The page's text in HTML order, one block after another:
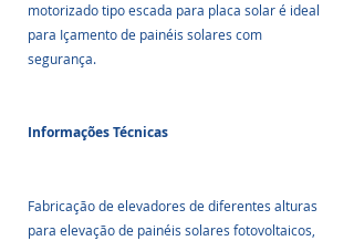
motorizado tipo escada para placa solar é ideal
para Içamento de painéis solares com
segurança.
Informações Técnicas
Fabricação de elevadores de diferentes alturas
para elevação de painéis solares fotovoltaicos,